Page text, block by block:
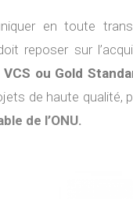
en toute
reposer sur
ou Gold
de haute qualité,
de l’ONU.